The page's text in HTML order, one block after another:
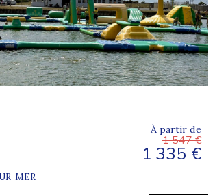
MER
À partir de
1 547 €
1 335 €